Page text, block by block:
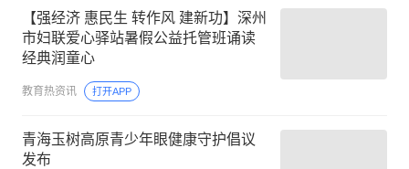
【强经济 惠民生 转作风 建新功】深州
市妇联爱心驿站暑假公益托管班诵读
经典润童心
教育热资讯 打开APP
青海玉树高原青少年眼健康守护倡议
发布